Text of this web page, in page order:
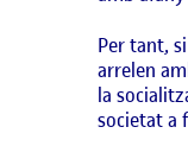
Per tant,
arrelen
la
societat a